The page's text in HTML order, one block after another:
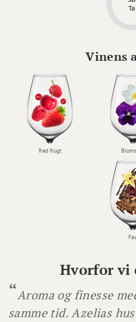
Hvorfor vi
Aroma og finesse
samme tid. Azelias
Vinens
Rød frugt